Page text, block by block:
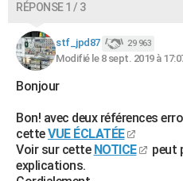
RÉPONSE 1 / 3
stf_jpd87 29 963
Modifié le 8 sept. 2019 à
Bonjour
Bon! avec deux références
cetteVUE ÉCLATÉE
Voir sur cette NOTICE
peut
explications.